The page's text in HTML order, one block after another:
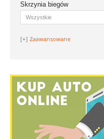
Skrzynia biegów
Zaawansowane